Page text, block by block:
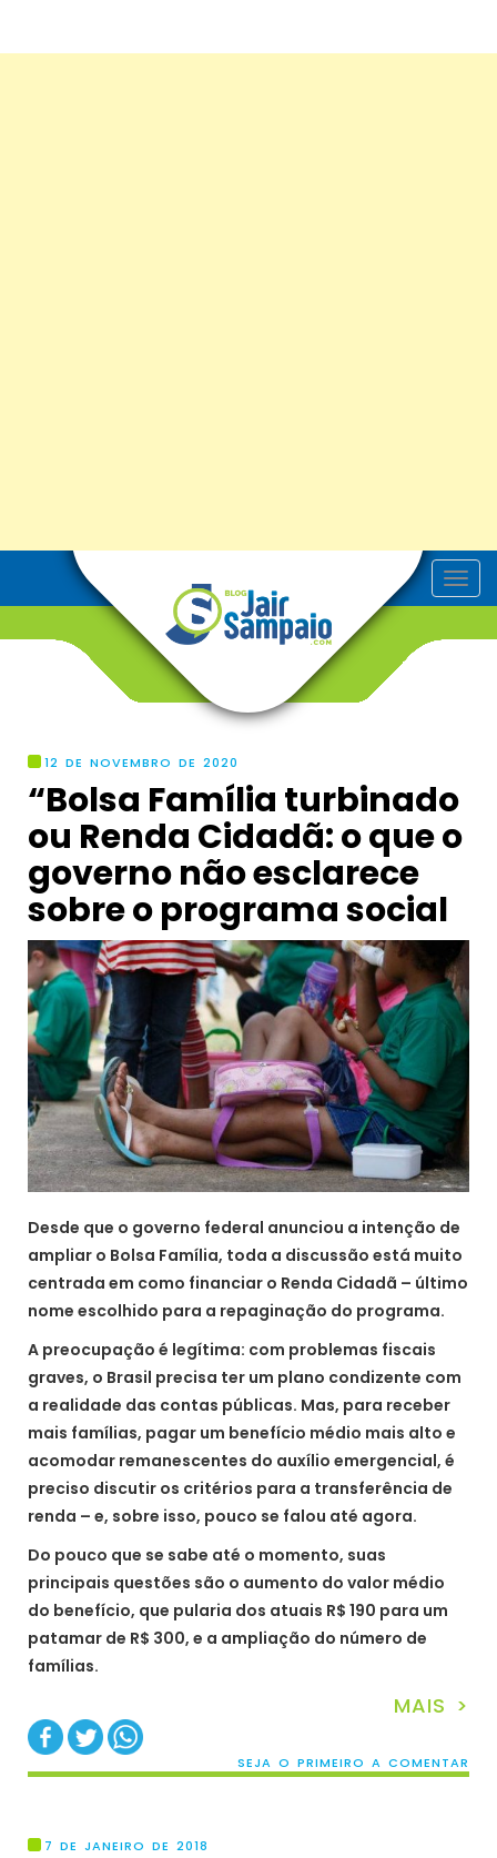
T
o
t
i
o
n
12 DE NOVEMBRO DE 2020
“Bolsa Família turbinado
ou Renda Cidadã: o que o
governo não esclarece
sobre o programa social
Desde que o governo federal anunciou a intenção de
ampliar o Bolsa Família, toda a discussão está muito
centrada em como financiar o Renda Cidadã – último
nome escolhido para a repaginação do programa.
A preocupação é legítima: com problemas fiscais
graves, o Brasil precisa ter um plano condizente com
a realidade das contas públicas. Mas, para receber
mais famílias, pagar um benefício médio mais alto e
acomodar remanescentes do auxílio emergencial, é
preciso discutir os critérios para a transferência de
renda – e, sobre isso, pouco se falou até agora.
Do pouco que se sabe até o momento, suas
principais questões são o aumento do valor médio
do benefício, que pularia dos atuais R$ 190 para um
patamar de R$ 300, e a ampliação do número de
famílias.
MAIS >
SEJA O PRIMEIRO A COMENTAR
7 DE JANEIRO DE 2018